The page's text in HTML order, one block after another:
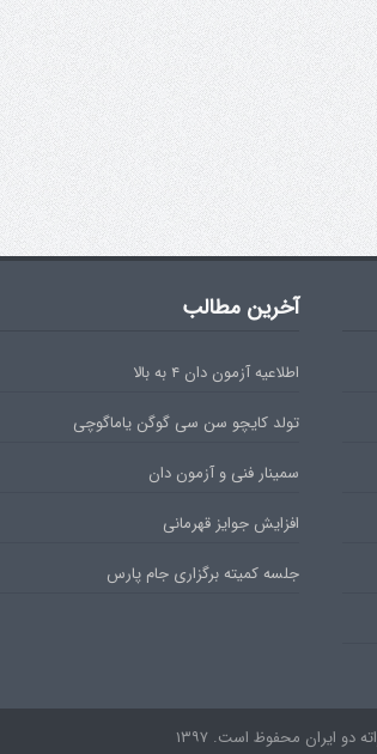
سمینار فنی و قهرمانی
آخرین مطالب
اطلاعیه آزمون دان ۴ به بالا
تولد کایچو سن سی گوگن یاماگوچی
سمینار فنی و آزمون دان
افزایش جوایز قهرمانی
جلسه کمیته برگزاری جام پارس
دو ایران محفوظ است. ۱۳۹۷